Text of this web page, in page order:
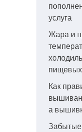
услуга
Жара и
пищевых
Как
а
Забытые